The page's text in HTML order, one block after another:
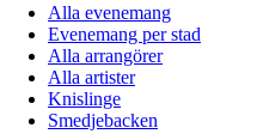
Alla evenemang
Evenemang per stad
Alla arrangörer
Alla artister
Knislinge
Smedjebacken